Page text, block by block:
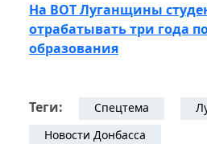
На ВОТ Луганщины
отрабатывать три года
образования
Теги: Спецтема
Новости Донбасса